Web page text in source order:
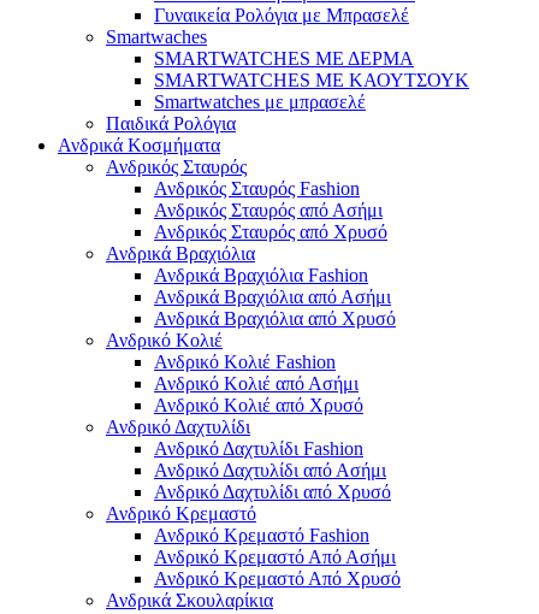
Γυναικεία Ρολόγια με Μπρασελέ
Smartwaches
SMARTWATCHES ΜΕ ΔΕΡΜΑ
SMARTWATCHES ΜΕ ΚΑΟΥΤΣΟΥΚ
Smartwatches με μπρασελέ
Παιδικά Ρολόγια
Ανδρικά Κοσμήματα
Ανδρικός Σταυρός
Ανδρικός Σταυρός Fashion
Ανδρικός Σταυρός από Ασήμι
Ανδρικός Σταυρός από Χρυσό
Ανδρικά Βραχιόλια
Ανδρικά Βραχιόλια Fashion
Ανδρικά Βραχιόλια από Ασήμι
Ανδρικά Βραχιόλια από Χρυσό
Ανδρικό Κολιέ
Ανδρικό Κολιέ Fashion
Ανδρικό Κολιέ από Ασήμι
Ανδρικό Κολιέ από Χρυσό
Ανδρικό Δαχτυλίδι
Ανδρικό Δαχτυλίδι Fashion
Ανδρικό Δαχτυλίδι από Ασήμι
Ανδρικό Δαχτυλίδι από Χρυσό
Ανδρικό Κρεμαστό
Ανδρικό Κρεμαστό Fashion
Ανδρικό Κρεμαστό Από Ασήμι
Ανδρικό Κρεμαστό Από Χρυσό
Ανδρικά Σκουλαρίκια